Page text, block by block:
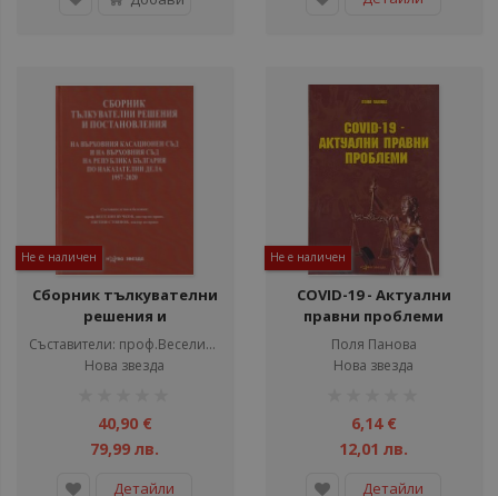
Не е наличен
Сборник тълкувателни
решения и
постановления на ВКС и
на ВС на Р България по
наказателни дела 1957-
Съставители: проф.Веселин Вучков, Евгени Стоянов-доктор по право
Нова звезда
40,90 €
79,99 лв.
Детайли
Не е наличен
COVID-19 - Актуални
правни проблеми
Поля Панова
Нова звезда
6,14 €
12,01 лв.
Детайли